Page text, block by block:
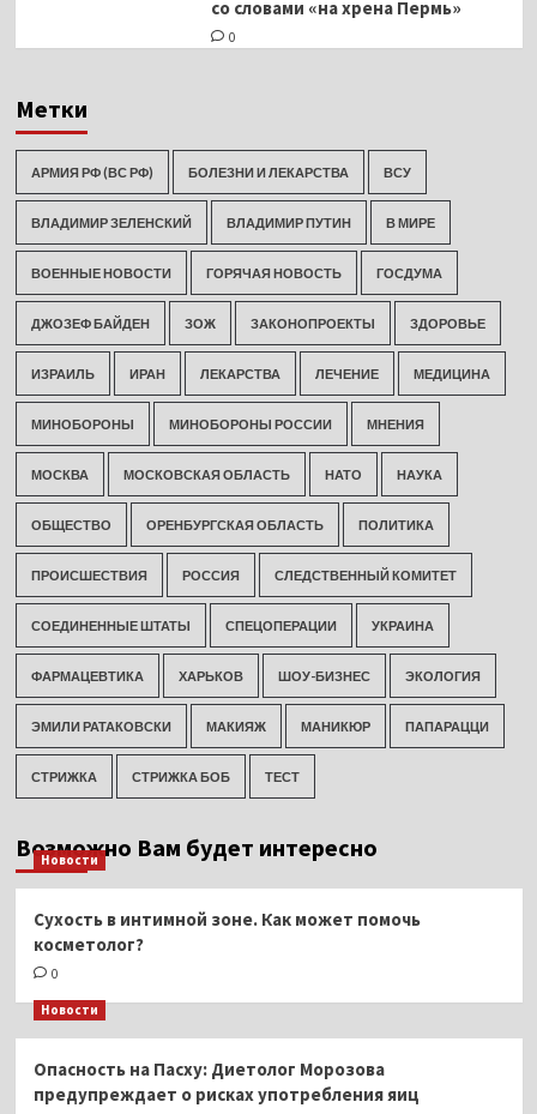
со словами «на хрена Пермь»
0
Метки
АРМИЯ РФ (ВС РФ) БОЛЕЗНИ И ЛЕКАРСТВА ВСУ
ВЛАДИМИР ЗЕЛЕНСКИЙ ВЛАДИМИР ПУТИН В МИРЕ
ВОЕННЫЕ НОВОСТИ ГОРЯЧАЯ НОВОСТЬ ГОСДУМА
ДЖОЗЕФ БАЙДЕН ЗОЖ ЗАКОНОПРОЕКТЫ ЗДОРОВЬЕ
ИЗРАИЛЬ ИРАН ЛЕКАРСТВА ЛЕЧЕНИЕ МЕДИЦИНА
МИНОБОРОНЫ МИНОБОРОНЫ РОССИИ МНЕНИЯ
МОСКВА МОСКОВСКАЯ ОБЛАСТЬ НАТО НАУКА
ОБЩЕСТВО ОРЕНБУРГСКАЯ ОБЛАСТЬ ПОЛИТИКА
ПРОИСШЕСТВИЯ РОССИЯ СЛЕДСТВЕННЫЙ КОМИТЕТ
СОЕДИНЕННЫЕ ШТАТЫ СПЕЦОПЕРАЦИИ УКРАИНА
ФАРМАЦЕВТИКА ХАРЬКОВ ШОУ-БИЗНЕС ЭКОЛОГИЯ
ЭМИЛИ РАТАКОВСКИ МАКИЯЖ МАНИКЮР ПАПАРАЦЦИ
СТРИЖКА СТРИЖКА БОБ ТЕСТ
Возможно Вам будет интересно
Новости
Сухость в интимной зоне. Как может помочь
косметолог?
0
Новости
Опасность на Пасху: Диетолог Морозова
предупреждает о рисках употребления яиц